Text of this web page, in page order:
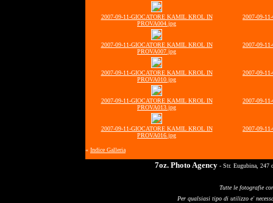
2007-09-11-GIOCATORE KAMIL KROL IN
PROVA004.jpg
2007-09-
2007-09-11-GIOCATORE KAMIL KROL IN
PROVA007.jpg
2007-09-
2007-09-11-GIOCATORE KAMIL KROL IN
PROVA010.jpg
2007-09-
2007-09-11-GIOCATORE KAMIL KROL IN
PROVA013.jpg
2007-09-
2007-09-11-GIOCATORE KAMIL KROL IN
PROVA016.jpg
2007-09-
« Indice Galleria
7oz. Photo Agency - Str. Eugubina, 247
Tutte le fotografie
Per qualsiasi tipo di utilizzo e'